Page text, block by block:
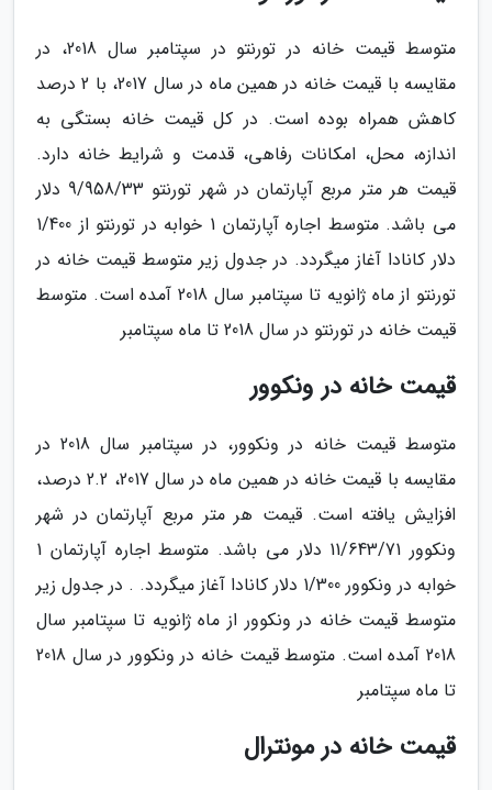
متوسط قیمت خانه در تورنتو در سپتامبر سال 2018، در
مقایسه با قیمت خانه در همین ماه در سال 2017، با 2 درصد
کاهش همراه بوده است. در کل قیمت خانه بستگی به
اندازه، محل، امکانات رفاهی، قدمت و شرایط خانه دارد.
قیمت هر متر مربع آپارتمان در شهر تورنتو 9/958/33 دلار
می باشد. متوسط اجاره آپارتمان 1 خوابه در تورنتو از 1/400
دلار کانادا آغاز میگردد. در جدول زیر متوسط قیمت خانه در
تورنتو از ماه ژانویه تا سپتامبر سال 2018 آمده است. متوسط
قیمت خانه در تورنتو در سال 2018 تا ماه سپتامبر
قیمت خانه در ونکوور
متوسط قیمت خانه در ونکوور، در سپتامبر سال 2018 در
مقایسه با قیمت خانه در همین ماه در سال 2017، 2.2 درصد،
افزایش یافته است. قیمت هر متر مربع آپارتمان در شهر
ونکوور 11/643/71 دلار می باشد. متوسط اجاره آپارتمان 1
خوابه در ونکوور 1/300 دلار کانادا آغاز میگردد. . در جدول زیر
متوسط قیمت خانه در ونکوور از ماه ژانویه تا سپتامبر سال
2018 آمده است. متوسط قیمت خانه در ونکوور در سال 2018
تا ماه سپتامبر
قیمت خانه در مونترال